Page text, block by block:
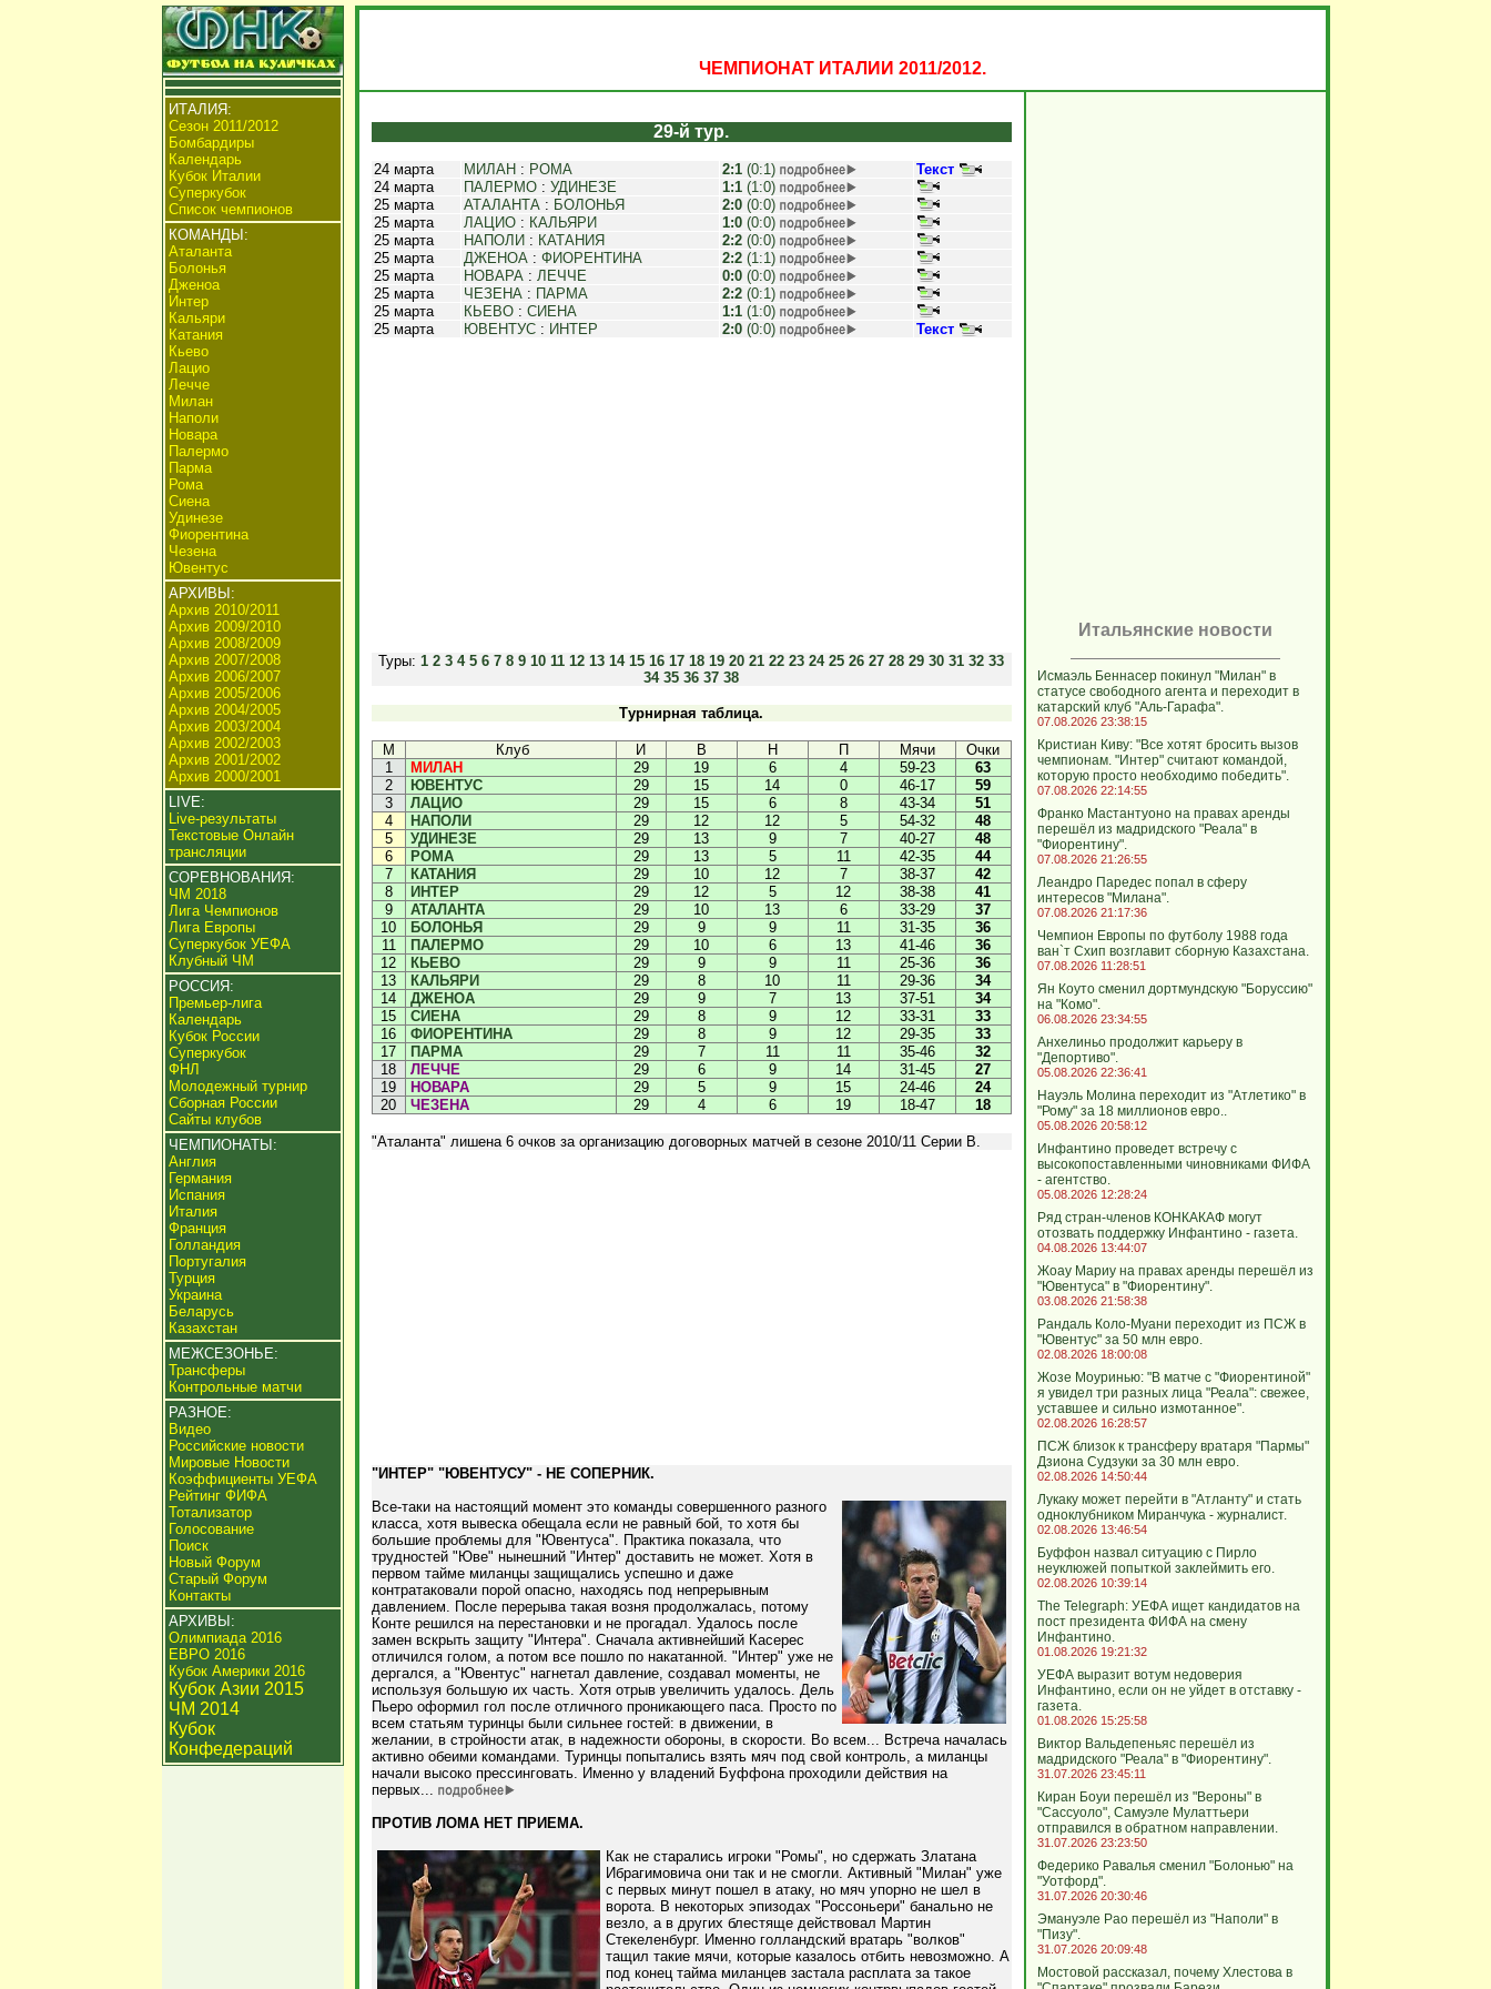
ИТАЛИЯ:
Сезон 2011/2012
Бомбардиры
Календарь
Кубок Италии
Суперкубок
Список чемпионов
КОМАНДЫ:
Аталанта
Болонья
Дженоа
Интер
Кальяри
Катания
Кьево
Лацио
Лечче
Милан
Наполи
Новара
Палермо
Парма
Рома
Сиена
Удинезе
Фиорентина
Чезена
Ювентус
АРХИВЫ:
Архив 2010/2011
Архив 2009/2010
Архив 2008/2009
Архив 2007/2008
Архив 2006/2007
Архив 2005/2006
Архив 2004/2005
Архив 2003/2004
Архив 2002/2003
Архив 2001/2002
Архив 2000/2001
LIVE:
Live-результаты
Текстовые Онлайн
трансляции
СОРЕВНОВАНИЯ:
ЧМ 2018
Лига Чемпионов
Лига Европы
Суперкубок УЕФА
Клубный ЧМ
РОССИЯ:
Премьер-лига
Календарь
Кубок России
Суперкубок
ФНЛ
Молодежный турнир
Сборная России
Сайты клубов
ЧЕМПИОНАТЫ:
Англия
Германия
Испания
Италия
Франция
Голландия
Португалия
Турция
Украина
Беларусь
Казахстан
МЕЖСЕЗОНЬЕ:
Трансферы
Контрольные матчи
РАЗНОЕ:
Видео
Российские новости
Мировые Новости
Коэффициенты УЕФА
Рейтинг ФИФА
Тотализатор
Голосование
Поиск
Новый Форум
Старый Форум
Контакты
АРХИВЫ:
Олимпиада 2016
ЕВРО 2016
Кубок Америки 2016
Кубок Азии 2015
ЧМ 2014
Кубок
Конфедераций
ЧЕМПИОНАТ ИТАЛИИ 2011/2012.
29-й тур.
24 марта МИЛАН : РОМА 2:1(0:1)
Текст
24 марта
ПАЛЕРМО: УДИНЕЗЕ 1:1(1:0)
25 марта
АТАЛАНТА: БОЛОНЬЯ 2:0(0:0)
25 марта
ЛАЦИО: КАЛЬЯРИ 1:0(0:0)
25 марта
НАПОЛИ : КАТАНИЯ 2:2(0:0)
25 марта
ДЖЕНОА: ФИОРЕНТИНА 2:2(1:1)
25 марта
НОВАРА: ЛЕЧЧЕ 0:0(0:0)
25 марта
ЧЕЗЕНА: ПАРМА 2:2(0:1)
25 марта
КЬЕВО: СИЕНА 1:1(1:0)
25 марта
ЮВЕНТУС: ИНТЕР 2:0(0:0) Текст
Туры: 1 2 3 4 5 6 7 8 9 10 11 12 13 14 15 16 17 18 19 20 21 22 23 24 25 26 27 28 29 30 31 32 33
34 35 36 37 38
Турнирная таблица.
М Клуб И В Н П Мячи
Очки
1
МИЛАН 29 19 6 4 59-23
63
2
ЮВЕНТУС 29 15 14 0 46-17
59
3
ЛАЦИО 29 15 6 8 43-34
51
4
НАПОЛИ 29 12 12 5 54-32
48
5
УДИНЕЗЕ 29 13 9 7 40-27
48
6
РОМА 29 13 5 11 42-35
44
7
КАТАНИЯ 29 10 12 7 38-37
42
8
ИНТЕР 29 12 5 12 38-38
41
9
АТАЛАНТА 29 10 13 6 33-29
37
10
БОЛОНЬЯ 29 9 9 11 31-35
36
11
ПАЛЕРМО 29 10 6 13 41-46
36
12
КЬЕВО 29 9 9 11 25-36
36
13
КАЛЬЯРИ 29 8 10 11 29-36
34
14
ДЖЕНОА 29 9 7 13 37-51
34
15
СИЕНА 29 8 9 12 33-31
33
16
ФИОРЕНТИНА 29 8 9 12 29-35
33
17
ПАРМА 29 7 11 11 35-46
32
18
ЛЕЧЧЕ 29 6 9 14 31-45
27
19
НОВАРА 29 5 9 15 24-46
24
20
ЧЕЗЕНА 29 4 6 19 18-47 18
"Аталанта" лишена 6 очков за организацию договорных матчей в сезоне 2010/11 Серии B.
"ИНТЕР" "ЮВЕНТУСУ" - НЕ СОПЕРНИК.
Все-таки на настоящий момент это команды совершенного разного
класса, хотя вывеска обещала если не равный бой, то хотя бы
большие проблемы для "Ювентуса". Практика показала, что
трудностей "Юве" нынешний "Интер" доставить не может. Хотя в
первом тайме миланцы защищались успешно и даже
контратаковали порой опасно, находясь под непрерывным
давлением. После перерыва такая возня продолжалась, потому
Конте решился на перестановки и не прогадал. Удалось после
замен вскрыть защиту "Интера". Сначала активнейший Касерес
отличился голом, а потом все пошло по накатанной. "Интер" уже не
дергался, а "Ювентус" нагнетал давление, создавал моменты, не
используя большую их часть. Хотя отрыв увеличить удалось. Дель
Пьеро оформил гол после отличного проникающего паса. Просто по
всем статьям туринцы были сильнее гостей: в движении, в
желании, в стройности атак, в надежности обороны, в скорости. Во всем... Встреча началась
активно обеими командами. Туринцы попытались взять мяч под свой контроль, а миланцы
начали высоко прессинговать. Именно у владений Буффона проходили действия на
первых...
ПРОТИВ ЛОМА НЕТ ПРИЕМА.
Как не старались игроки "Ромы", но сдержать Златана
Ибрагимовича они так и не смогли. Активный "Милан" уже
с первых минут пошел в атаку, но мяч упорно не шел в
ворота. В некоторых эпизодах "Россоньери" банально не
везло, а в других блестяще действовал Мартин
Стекеленбург. Именно голландский вратарь "волков"
тащил такие мячи, которые казалось отбить невозможно. А
под конец тайма миланцев застала расплата за такое
Итальянские новости
Исмаэль Беннасер покинул "Милан" в
статусе свободного агента и переходит в
катарский клуб "Аль-Гарафа".
07.08.2026 23:38:15
Кристиан Киву: "Все хотят бросить вызов
чемпионам. "Интер" считают командой,
которую просто необходимо победить".
07.08.2026 22:14:55
Франко Мастантуоно на правах аренды
перешёл из мадридского "Реала" в
"Фиорентину".
07.08.2026 21:26:55
Леандро Паредес попал в сферу
интересов "Милана".
07.08.2026 21:17:36
Чемпион Европы по футболу 1988 года
ван`т Схип возглавит сборную Казахстана.
07.08.2026 11:28:51
Ян Коуто сменил дортмундскую "Боруссию"
на "Комо".
06.08.2026 23:34:55
Анхелиньо продолжит карьеру в
"Депортиво".
05.08.2026 22:36:41
Науэль Молина переходит из "Атлетико" в
"Рому" за 18 миллионов евро..
05.08.2026 20:58:12
Инфантино проведет встречу с
высокопоставленными чиновниками ФИФА
- агентство.
05.08.2026 12:28:24
Ряд стран-членов КОНКАКАФ могут
отозвать поддержку Инфантино - газета.
04.08.2026 13:44:07
Жоау Мариу на правах аренды перешёл из
"Ювентуса" в "Фиорентину".
03.08.2026 21:58:38
Рандаль Коло-Муани переходит из ПСЖ в
"Ювентус" за 50 млн евро.
02.08.2026 18:00:08
Жозе Моуринью: "В матче с "Фиорентиной"
я увидел три разных лица "Реала": свежее,
уставшее и сильно измотанное".
02.08.2026 16:28:57
ПСЖ близок к трансферу вратаря "Пармы"
Дзиона Судзуки за 30 млн евро.
02.08.2026 14:50:44
Лукаку может перейти в "Атланту" и стать
одноклубником Миранчука - журналист.
02.08.2026 13:46:54
Буффон назвал ситуацию с Пирло
неуклюжей попыткой заклеймить его.
02.08.2026 10:39:14
The Telegraph: УЕФА ищет кандидатов на
пост президента ФИФА на смену
Инфантино.
01.08.2026 19:21:32
УЕФА выразит вотум недоверия
Инфантино, если он не уйдет в отставку -
газета.
01.08.2026 15:25:58
Виктор Вальдепеньяс перешёл из
мадридского "Реала" в "Фиорентину".
31.07.2026 23:45:11
Киран Боуи перешёл из "Вероны" в
"Сассуоло", Самуэле Мулаттьери
отправился в обратном направлении.
31.07.2026 23:23:50
Федерико Равалья сменил "Болонью" на
"Уотфорд".
31.07.2026 20:30:46
Эмануэле Рао перешёл из "Наполи" в
"Пизу".
31.07.2026 20:09:48
Мостовой рассказал, почему Хлестова в